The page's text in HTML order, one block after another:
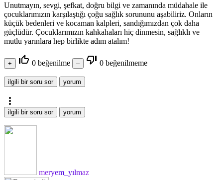
Unutmayın, sevgi, şefkat, doğru bilgi ve zamanında müdahale ile
çocuklarımızın karşılaştığı çoğu sağlık sorununu aşabiliriz. Onların
küçük bedenleri ve kocaman kalpleri, sandığımızdan çok daha
güçlüdür. Çocuklarımızın kahkahaları hiç dinmesin, sağlıklı ve
mutlu yarınlara hep birlikte adım atalım!
thumb_up_off_alt 0 beğenilme thumb_down_off_alt 0 beğenilmeme
more_vert
meryem_yılmaz